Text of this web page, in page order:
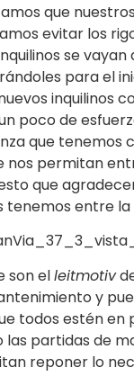
que
evitar los
se
para el
inquilinos
poco de
que
nos permitan
que
entre
son elleitmotiv
y
todos estén
partidas de
reponer lo